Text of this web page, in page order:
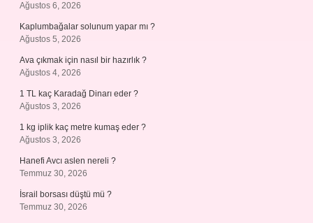
Ağustos 6, 2026
Kaplumbağalar solunum yapar mı ?
Ağustos 5, 2026
Ava çıkmak için nasıl bir hazırlık ?
Ağustos 4, 2026
1 TL kaç Karadağ Dinarı eder ?
Ağustos 3, 2026
1 kg iplik kaç metre kumaş eder ?
Ağustos 3, 2026
Hanefi Avcı aslen nereli ?
Temmuz 30, 2026
İsrail borsası düştü mü ?
Temmuz 30, 2026